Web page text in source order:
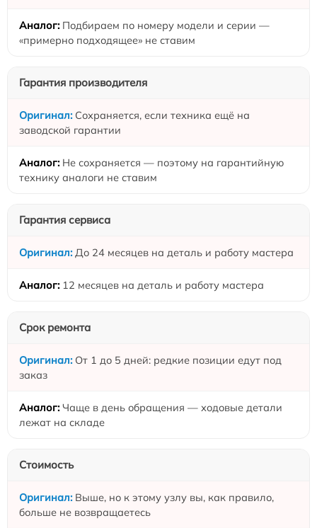
Подбираем по номеру модели и серии —
«примерно подходящее» не ставим
Гарантия производителя
Сохраняется, если техника ещё на
заводской гарантии
Не сохраняется — поэтому на гарантийную
технику аналоги не ставим
Гарантия сервиса
До 24 месяцев на деталь и работу мастера
12 месяцев на деталь и работу мастера
Срок ремонта
От 1 до 5 дней: редкие позиции едут под
заказ
Чаще в день обращения — ходовые детали
лежат на складе
Стоимость
Выше, но к этому узлу вы, как правило,
больше не возвращаетесь